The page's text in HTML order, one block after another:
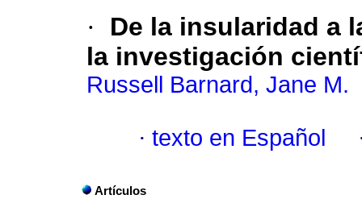
·
De la insularidad a
la investigación
Russell Barnard, Jane M.
· texto en Español
Artículos